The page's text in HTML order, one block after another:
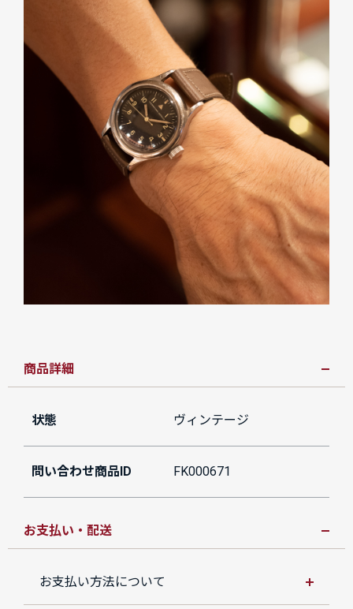
商品詳細
状態 ヴィンテージ
問い合わせ商品ID FK000671
お支払い・配送
お支払い方法について